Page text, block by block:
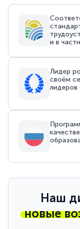
и в
Лидер
своём
лидеров
Наш
новые